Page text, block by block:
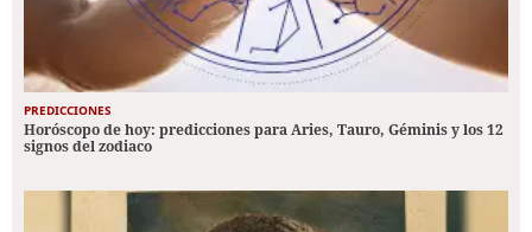
PREDICCIONES
Horóscopo de hoy: predicciones para Aries, Tauro, Géminis y los 12
signos del zodiaco